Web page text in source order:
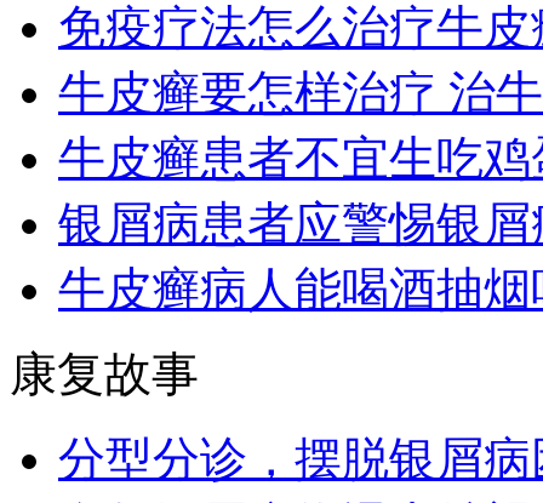
免疫疗法怎么治疗牛皮
牛皮癣要怎样治疗 治
牛皮癣患者不宜生吃鸡
银屑病患者应警惕银
牛皮癣病人能喝酒抽烟
康复故事
分型分诊，摆脱银屑病